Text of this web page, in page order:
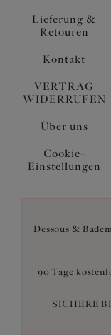
Lieferung &
Retouren
Kontakt
VERTRAG
WIDERRUFEN
Über uns
Cookie-
Einstellungen
Dessous &
90 Tage
SICHERE